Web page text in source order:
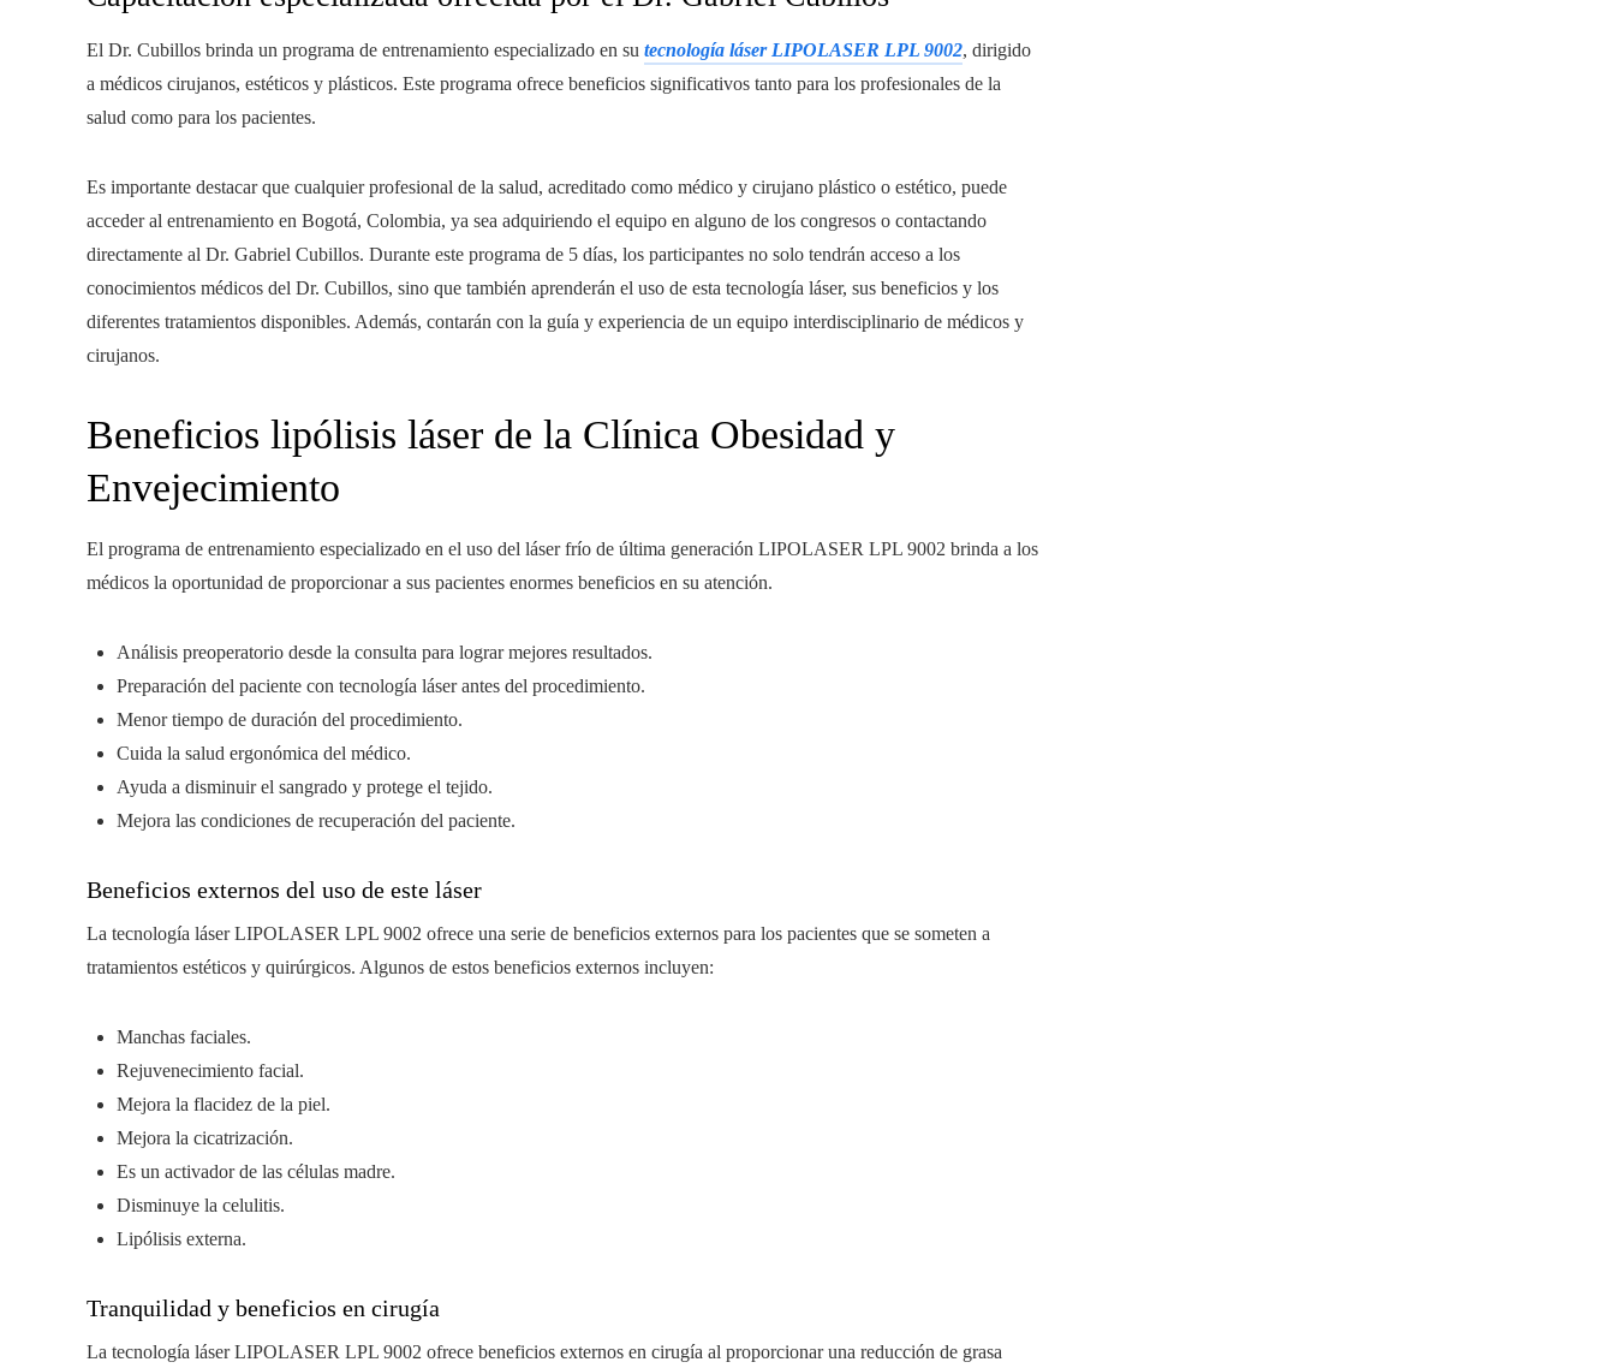
El Dr. Cubillos brinda un programa de entrenamiento especializado en su tecnología láser LIPOLASER LPL 9002, dirigido
a médicos cirujanos, estéticos y plásticos. Este programa ofrece beneficios significativos tanto para los profesionales de la
salud como para los pacientes.
Es importante destacar que cualquier profesional de la salud, acreditado como médico y cirujano plástico o estético, puede
acceder al entrenamiento en Bogotá, Colombia, ya sea adquiriendo el equipo en alguno de los congresos o contactando
directamente al Dr. Gabriel Cubillos. Durante este programa de 5 días, los participantes no solo tendrán acceso a los
conocimientos médicos del Dr. Cubillos, sino que también aprenderán el uso de esta tecnología láser, sus beneficios y los
diferentes tratamientos disponibles. Además, contarán con la guía y experiencia de un equipo interdisciplinario de médicos y
cirujanos.
Beneficios lipólisis láser de la Clínica Obesidad y
Envejecimiento
El programa de entrenamiento especializado en el uso del láser frío de última generación LIPOLASER LPL 9002 brinda a los
médicos la oportunidad de proporcionar a sus pacientes enormes beneficios en su atención.
Análisis preoperatorio desde la consulta para lograr mejores resultados.
Preparación del paciente con tecnología láser antes del procedimiento.
Menor tiempo de duración del procedimiento.
Cuida la salud ergonómica del médico.
Ayuda a disminuir el sangrado y protege el tejido.
Mejora las condiciones de recuperación del paciente.
Beneficios externos del uso de este láser
La tecnología láser LIPOLASER LPL 9002 ofrece una serie de beneficios externos para los pacientes que se someten a
tratamientos estéticos y quirúrgicos. Algunos de estos beneficios externos incluyen:
Manchas faciales.
Rejuvenecimiento facial.
Mejora la flacidez de la piel.
Mejora la cicatrización.
Es un activador de las células madre.
Disminuye la celulitis.
Lipólisis externa.
Tranquilidad y beneficios en cirugía
La tecnología láser LIPOLASER LPL 9002 ofrece beneficios externos en cirugía al proporcionar una reducción de grasa